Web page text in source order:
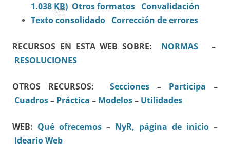
1.038KB) Otros formatos Convalidación
Texto consolidado Corrección de errores
RECURSOS EN ESTA WEB SOBRE: NORMAS–
RESOLUCIONES
OTROS RECURSOS: Secciones– Participa –
Cuadros– Práctica – Modelos– Utilidades
WEB: Qué ofrecemos – NyR, página de inicio –
Ideario Web